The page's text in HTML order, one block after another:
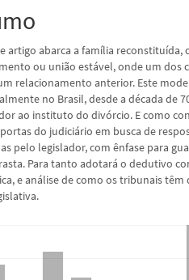
artigo abarca a família reconstituída,
ou união estável, onde um dos
relacionamento anterior. Este
no Brasil, desde a década de
ao instituto do divórcio. E como
do judiciário em busca de
pelo legislador, com ênfase para
Para tanto adotará o dedutivo
e análise de como os tribunais têm